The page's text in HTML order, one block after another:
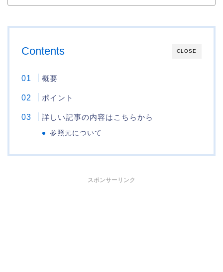
CLOSE
Contents
概要
ポイント
詳しい記事の内容はこちらから
参照元について
スポンサーリンク